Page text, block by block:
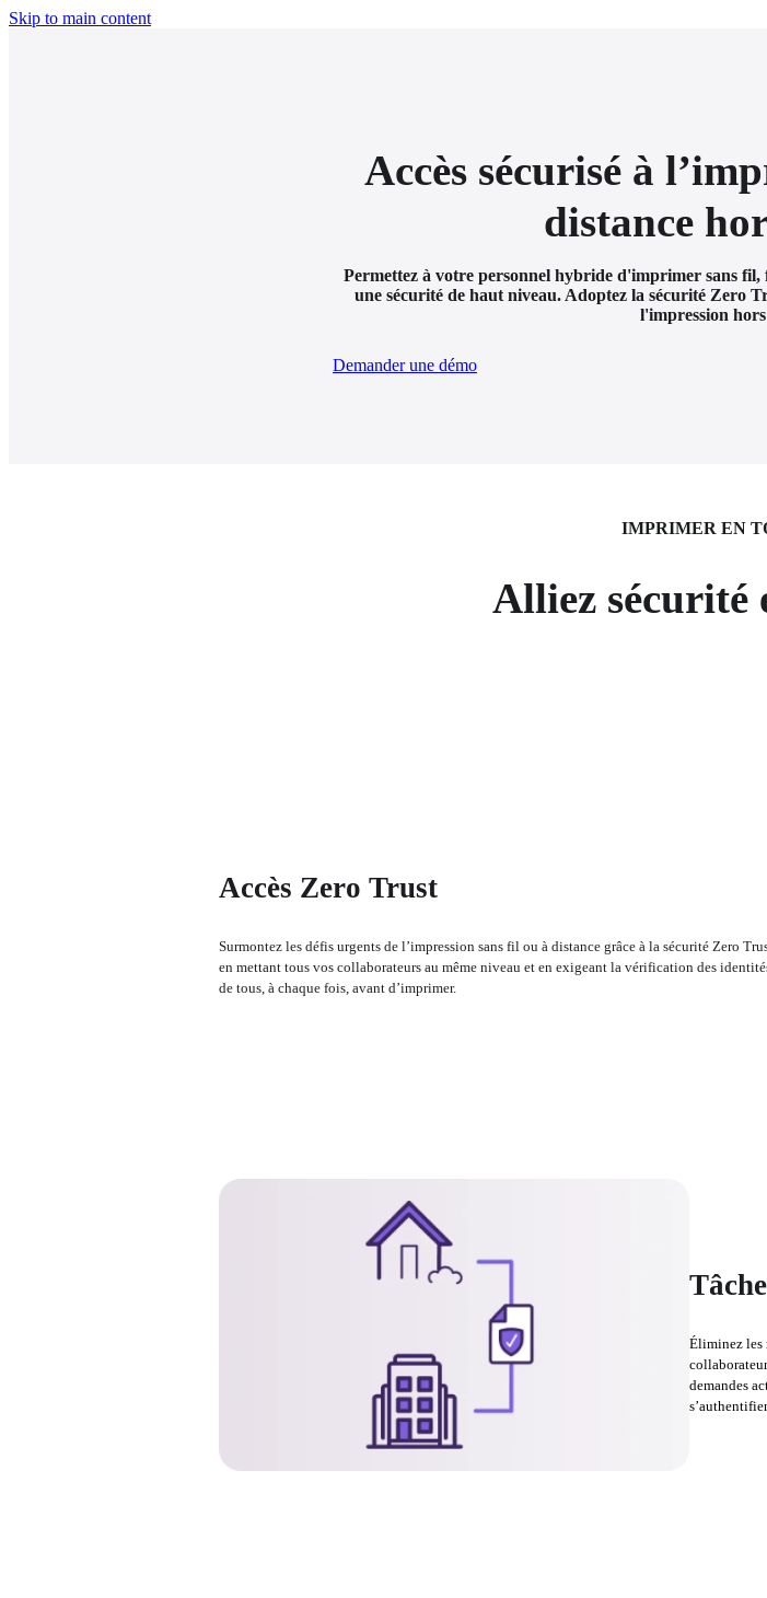
Skip to main content
Accès sécurisé à
distance
Permettez à votre personnel hybride d'imprimer sans
une sécurité de haut niveau. Adoptez la sécurité Zero
l'impression
Demander une démo
IMPRIMER EN
Alliez sécurité
Accès Zero Trust
Surmontez les défis urgents de l’impression sans fil ou à distance grâce à la sécurité Zero
en mettant tous vos collaborateurs au même niveau et en exigeant la vérification des
de tous, à chaque fois, avant d’imprimer.
Éliminez les
demandes